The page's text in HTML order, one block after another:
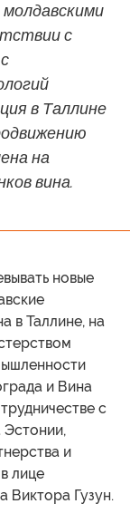
с
в Таллине
на
вина.
новые
в Таллине, на
и Вина
с
Эстонии,
и
лице
Виктора Гузун.